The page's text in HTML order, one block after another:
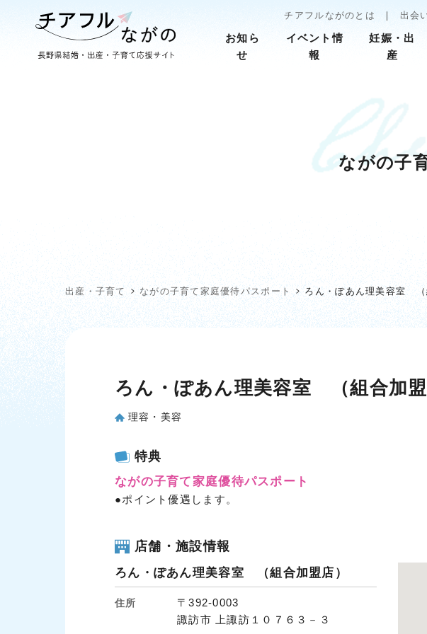
チアフルながのとは 出会
お知ら
せ
イベント情
報
妊娠・出
産
ながの子
出産・子育て ながの子育て家庭優待パスポート ろん・ぽあん理美容室 （
ろん・ぽあん理美容室 （組合加盟
理容・美容
特典
ながの子育て家庭優待パスポート
●ポイント優遇します。
店舗・施設情報
ろん・ぽあん理美容室 （組合加盟店）
住所
〒392-0003
諏訪市 上諏訪１０７６３－３